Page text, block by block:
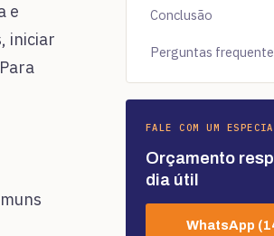
e
iniciar
Conclusão
Perguntas
FALE COM UM
Orçamento
dia útil
WhatsApp